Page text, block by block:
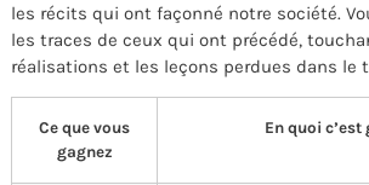
les récits qui ont façonné notre société.
les traces de ceux qui ont précédé,
réalisations et les leçons perdues dans le
Ce que vous
gagnez
En quoi c’est